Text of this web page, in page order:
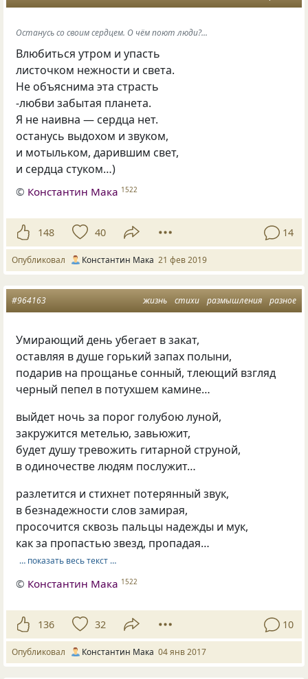
Останусь со своим сердцем. О чём поют люди?...
Влюбиться утром и упасть
листочком нежности и света.
Не объяснима эта страсть
-любви забытая планета.
Я не наивна — сердца нет.
останусь выдохом и звуком,
и мотыльком, дарившим свет,
и сердца стуком…)
© Константин Мака 1522
148 40 14
Опубликовал Константин Мака 21 фев 2019
жизнь стихи размышления разное
#964163
Умирающий день убегает в закат,
оставляя в душе горький запах полыни,
подарив на прощанье сонный, тлеющий взгляд
черный пепел в потухшем камине…
выйдет ночь за порог голубою луной,
закружится метелью, завьюжит,
будет душу тревожить гитарной струной,
в одиночестве людям послужит…
разлетится и стихнет потерянный звук,
в безнадежности слов замирая,
просочится сквозь пальцы надежды и мук,
как за пропастью звезд, пропадая…
… показать весь текст …
© Константин Мака 1522
136 32 10
Опубликовал Константин Мака 04 янв 2017